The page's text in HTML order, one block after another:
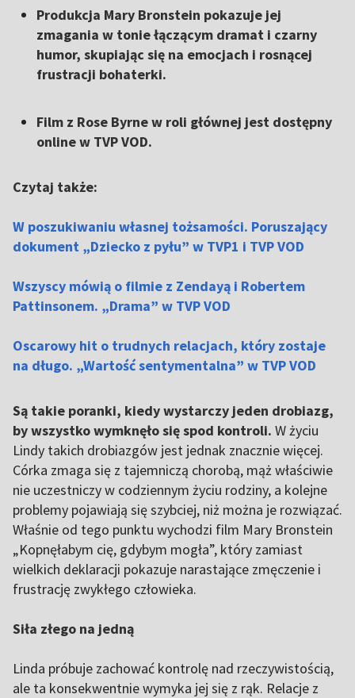
Produkcja Mary Bronstein pokazuje jej
zmagania w tonie łączącym dramat i czarny
humor, skupiając się na emocjach i rosnącej
frustracji bohaterki.
Film z Rose Byrne w roli głównej jest dostępny
online w TVP VOD.
Czytaj także:
W poszukiwaniu własnej tożsamości. Poruszający
dokument „Dziecko z pyłu” w TVP1 i TVP VOD
Wszyscy mówią o filmie z Zendayą i Robertem
Pattinsonem. „Drama” w TVP VOD
Oscarowy hit o trudnych relacjach, który zostaje
na długo. „Wartość sentymentalna” w TVP VOD
Są takie poranki, kiedy wystarczy jeden drobiazg,
by wszystko wymknęło się spod kontroli. W życiu
Lindy takich drobiazgów jest jednak znacznie więcej.
Córka zmaga się z tajemniczą chorobą, mąż właściwie
nie uczestniczy w codziennym życiu rodziny, a kolejne
problemy pojawiają się szybciej, niż można je rozwiązać.
Właśnie od tego punktu wychodzi film Mary Bronstein
„Kopnęłabym cię, gdybym mogła”, który zamiast
wielkich deklaracji pokazuje narastające zmęczenie i
frustrację zwykłego człowieka.
Siła złego na jedną
Linda próbuje zachować kontrolę nad rzeczywistością,
ale ta konsekwentnie wymyka jej się z rąk. Relacje z